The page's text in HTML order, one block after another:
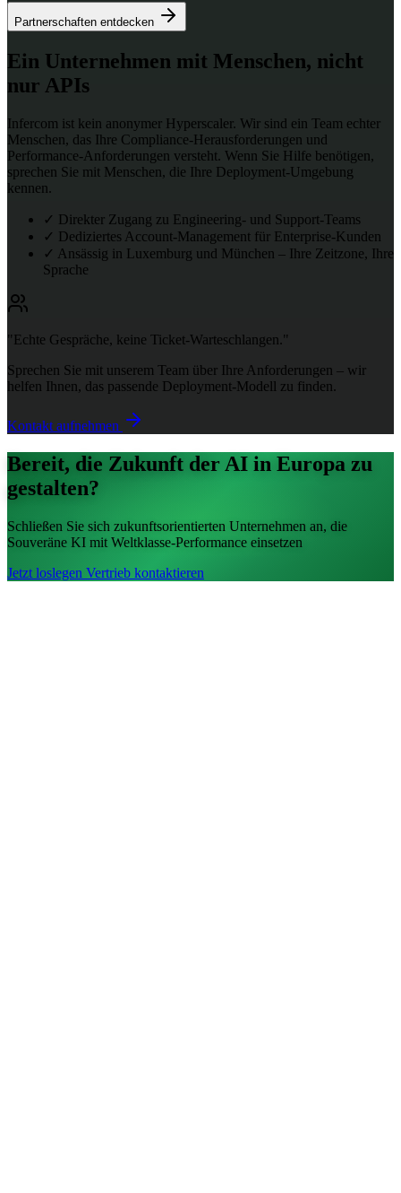
Partnerschaften entdecken
Ein Unternehmen mit Menschen, nicht
nur APIs
Infercom ist kein anonymer Hyperscaler. Wir sind ein Team echter
Menschen, das Ihre Compliance-Herausforderungen und
Performance-Anforderungen versteht. Wenn Sie Hilfe benötigen,
sprechen Sie mit Menschen, die Ihre Deployment-Umgebung
kennen.
✓ Direkter Zugang zu Engineering- und Support-Teams
✓ Dediziertes Account-Management für Enterprise-Kunden
✓ Ansässig in Luxemburg und München – Ihre Zeitzone, Ihre
Sprache
"Echte Gespräche, keine Ticket-Warteschlangen."
Sprechen Sie mit unserem Team über Ihre Anforderungen – wir
helfen Ihnen, das passende Deployment-Modell zu finden.
Kontakt aufnehmen
Bereit, die Zukunft der AI in Europa zu
gestalten?
Schließen Sie sich zukunftsorientierten Unternehmen an, die
Souveräne KI mit Weltklasse-Performance einsetzen
Jetzt loslegen Vertrieb kontaktieren